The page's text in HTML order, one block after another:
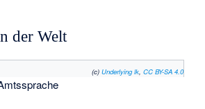
der Welt
(c) Underlying lk, CC BY-SA 4.0